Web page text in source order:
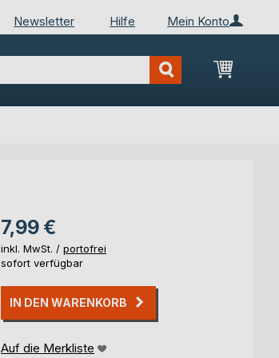
Mein Konto
Newsletter Hilfe
Mein
7,99 €
inkl. MwSt. / portofrei
sofort verfügbar
IN DEN WARENKORB
Auf die Merkliste